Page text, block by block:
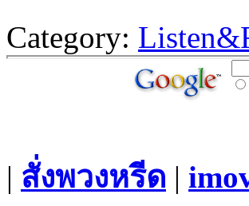
Category:
| สั่งพวงหรีด |